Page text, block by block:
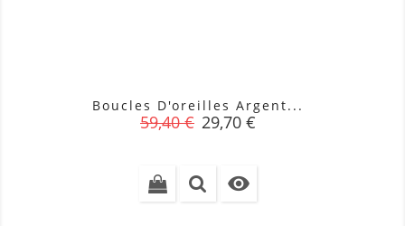
Boucles D'oreilles Argent...
Prix
59,40 € Prix
29,70 €
